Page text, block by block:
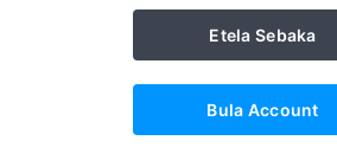
Etela Sebaka
Bula Account